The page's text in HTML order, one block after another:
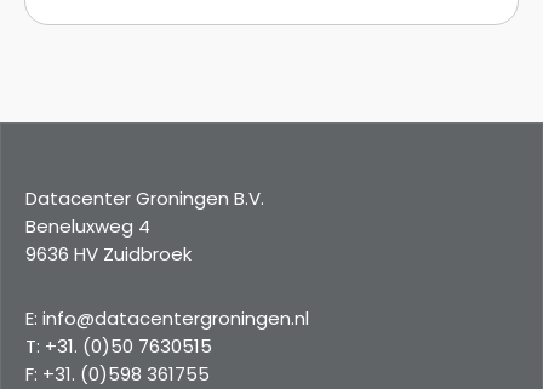
Datacenter Groningen B.V.
Beneluxweg 4
9636 HV Zuidbroek
E: info@datacentergroningen.nl
T: +31. (0)50 7630515
F: +31. (0)598 361755